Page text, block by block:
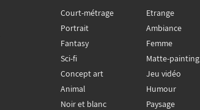
Court-métrage
Portrait
Fantasy
Sci-fi
Concept art
Animal
Noir et blanc
Etrange
Ambiance
Femme
Matte-painting
Jeu vidéo
Humour
Paysage